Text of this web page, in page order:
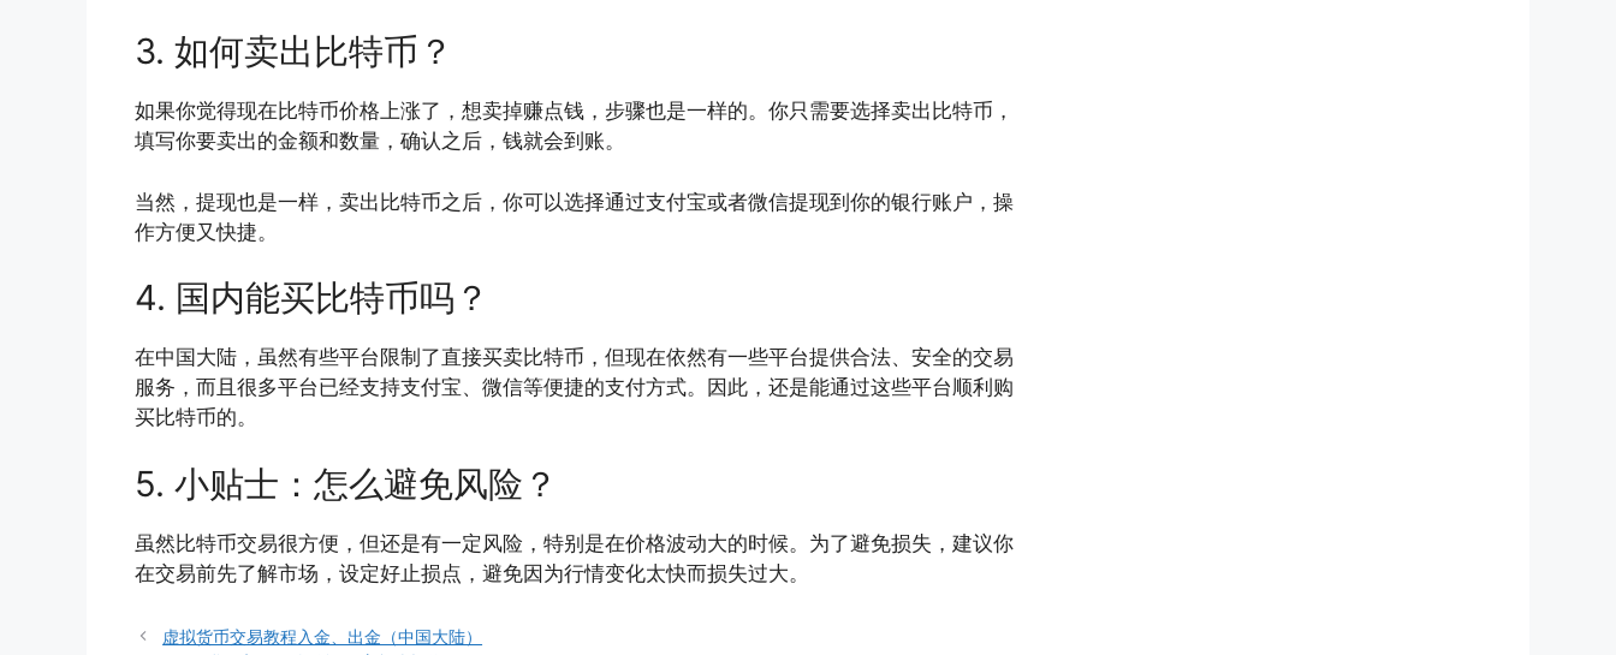
3. 如何卖出比特币？
如果你觉得现在比特币价格上涨了，想卖掉赚点钱，步骤也是一样的。你只需要选择卖出比特币，
填写你要卖出的金额和数量，确认之后，钱就会到账。
当然，提现也是一样，卖出比特币之后，你可以选择通过支付宝或者微信提现到你的银行账户，操
作方便又快捷。
4. 国内能买比特币吗？
在中国大陆，虽然有些平台限制了直接买卖比特币，但现在依然有一些平台提供合法、安全的交易
服务，而且很多平台已经支持支付宝、微信等便捷的支付方式。因此，还是能通过这些平台顺利购
买比特币的。
5. 小贴士：怎么避免风险？
虽然比特币交易很方便，但还是有一定风险，特别是在价格波动大的时候。为了避免损失，建议你
在交易前先了解市场，设定好止损点，避免因为行情变化太快而损失过大。
虚拟货币交易教程入金、出金（中国大陆）